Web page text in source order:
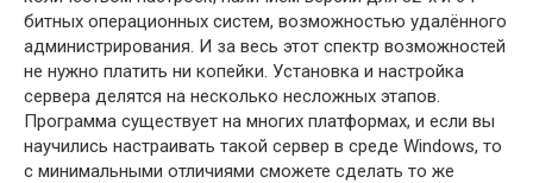
битных операционных систем, возможностью удалённого
администрирования. И за весь этот спектр возможностей
не нужно платить ни копейки. Установка и настройка
сервера делятся на несколько несложных этапов.
Программа существует на многих платформах, и если вы
научились настраивать такой сервер в среде Windows, то
с минимальными отличиями сможете сделать то же